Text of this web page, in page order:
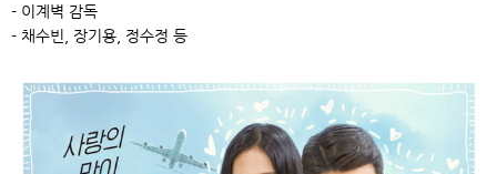
- 이계벽 감독
- 채수빈, 장기용, 정수정 등